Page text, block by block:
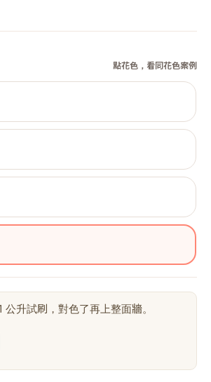
點花色，看同花色案例
升試刷，對色了再上整面牆。